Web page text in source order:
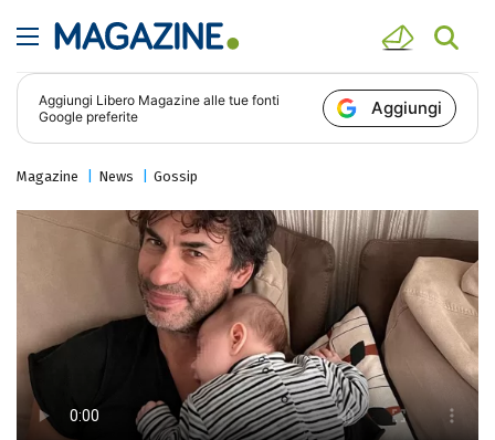
Aggiungi Libero Magazine alle tue fonti
Google preferite
Aggiungi
Magazine News Gossip